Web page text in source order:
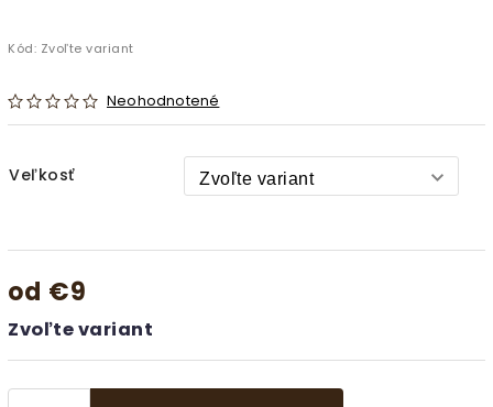
Kód: Zvoľte variant
Neohodnotené
Veľkosť
od €9
Zvoľte variant